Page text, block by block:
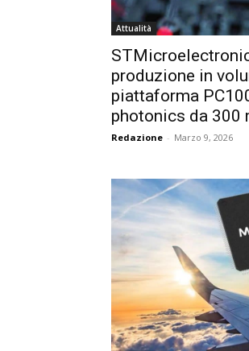
Attualità
produzione in
piattaforma
photonics da 300
Redazione - Marzo 9, 2026